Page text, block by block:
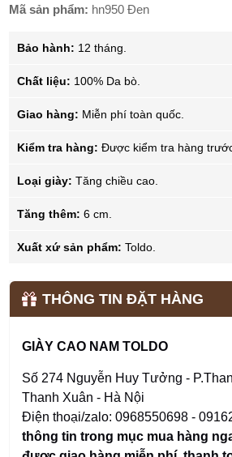
Mã sản phẩm: hn950 Đen
Bảo hành: 12 tháng.
Chất liệu: 100% Da bò.
Giao hàng: Miễn phí toàn quốc.
Kiểm tra hàng: Được kiểm tra hàng
Loại giày: Tăng chiều cao.
Tăng thêm: 6 cm.
Xuất xứ sản phẩm: Toldo.
THÔNG TIN ĐẶT HÀNG
GIÀY CAO NAM TOLDO
Số 274 Nguyễn Huy Tưởng -
Thanh Xuân - Hà Nội
Điện thoại/zalo: 0968550698 -
thông tin trong mục mua hàng